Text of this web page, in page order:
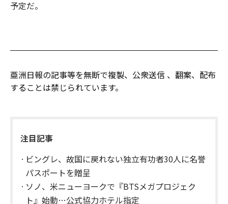
予定だ。
亜洲日報の記事等を無断で複製、公衆送信 、翻案、配布
することは禁じられています。
注目記事
ビングレ、故国に戻れない独立有功者30人に名誉
パスポートを贈呈
ソノ、米ニューヨークで『BTSメガプロジェク
ト』始動…公式協力ホテル指定